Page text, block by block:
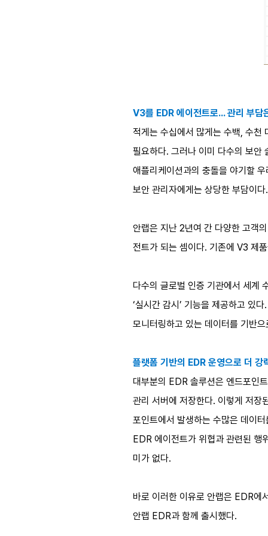
V3를 EDR 에이전트로… 관리 부담
적게는 수십에서 많게는 수백, 수천
필요하다. 그러나 이미 다수의 보안
애플리케이션과의 충돌을 야기할
보안 관리자에게는 상당한 부담이
안랩은 지난 2년여 간 다양한 고객
전트가 되는 셈이다. 기존에 V3 제
다수의 글로벌 인증 기관에서 세계
‘실시간 감시’ 기능을 제공하고 있
모니터링하고 있는 데이터를 기반
플랫폼 기반의 EDR 운영으로 더 강
대부분의 EDR 솔루션은 엔드포인
관리 서버에 저장한다. 이렇게 저장
포인트에서 발생하는 수많은 데이
EDR 에이전트가 위협과 관련된 행
미가 없다.
바로 이러한 이유로 안랩은 EDR에
안랩 EDR과 함께 출시했다.